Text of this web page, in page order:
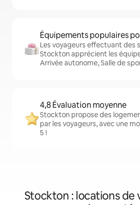
Équipements populaires
Les voyageurs effectuant des
Stockton apprécient les
Arrivée autonome, Salle de
4,8 Évaluation moyenne
Stockton propose des
par les voyageurs, avec une
5 !
Stockton : locations de